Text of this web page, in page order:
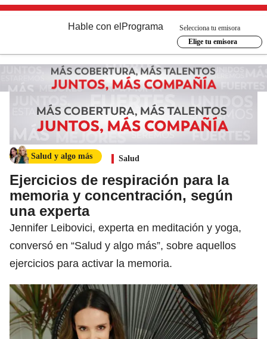
Hable con el Programa
Selecciona tu emisora
Elige tu emisora
Salud y algo más Salud
Ejercicios de respiración para la
memoria y concentración, según
una experta
Jennifer Leibovici, experta en meditación y yoga,
conversó en “Salud y algo más”, sobre aquellos
ejercicios para activar la memoria.